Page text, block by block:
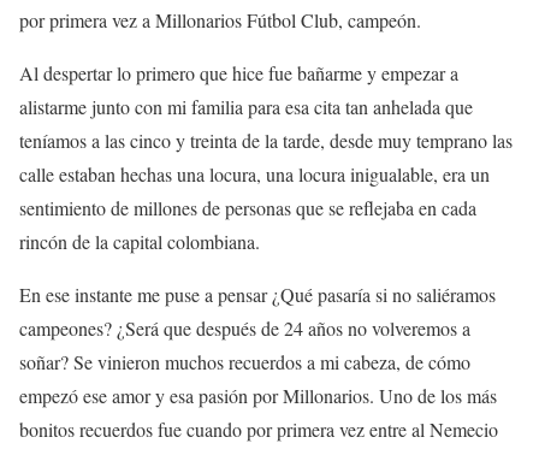
por primera vez a Millonarios Fútbol Club, campeón.
Al despertar lo primero que hice fue bañarme y empezar a
alistarme junto con mi familia para esa cita tan anhelada que
teníamos a las cinco y treinta de la tarde, desde muy temprano las
calle estaban hechas una locura, una locura inigualable, era un
sentimiento de millones de personas que se reflejaba en cada
rincón de la capital colombiana.
En ese instante me puse a pensar ¿Qué pasaría si no saliéramos
campeones? ¿Será que después de 24 años no volveremos a
soñar? Se vinieron muchos recuerdos a mi cabeza, de cómo
empezó ese amor y esa pasión por Millonarios. Uno de los más
bonitos recuerdos fue cuando por primera vez entre al Nemecio